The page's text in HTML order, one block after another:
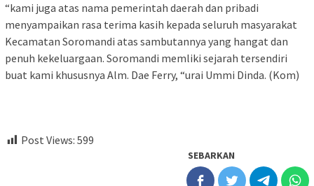
“kami juga atas nama pemerintah daerah dan pribadi
menyampaikan rasa terima kasih kepada seluruh masyarakat
Kecamatan Soromandi atas sambutannya yang hangat dan
penuh kekeluargaan. Soromandi memliki sejarah tersendiri
buat kami khususnya Alm. Dae Ferry, “urai Ummi Dinda. (Kom)
Post Views: 599
SEBARKAN